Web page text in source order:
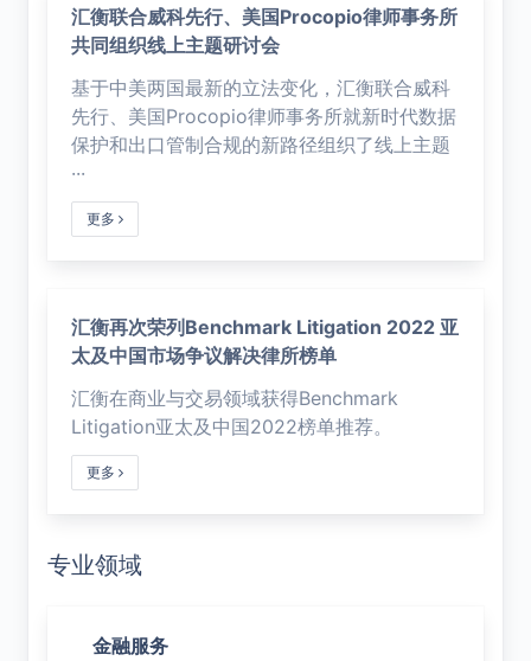
汇衡联合威科先行、美国Procopio律师事务所
共同组织线上主题研讨会
基于中美两国最新的立法变化，汇衡联合威科
先行、美国Procopio律师事务所就新时代数据
保护和出口管制合规的新路径组织了线上主题
···
更多
汇衡再次荣列Benchmark Litigation 2022 亚
太及中国市场争议解决律所榜单
汇衡在商业与交易领域获得Benchmark
Litigation亚太及中国2022榜单推荐。
更多
专业领域
金融服务